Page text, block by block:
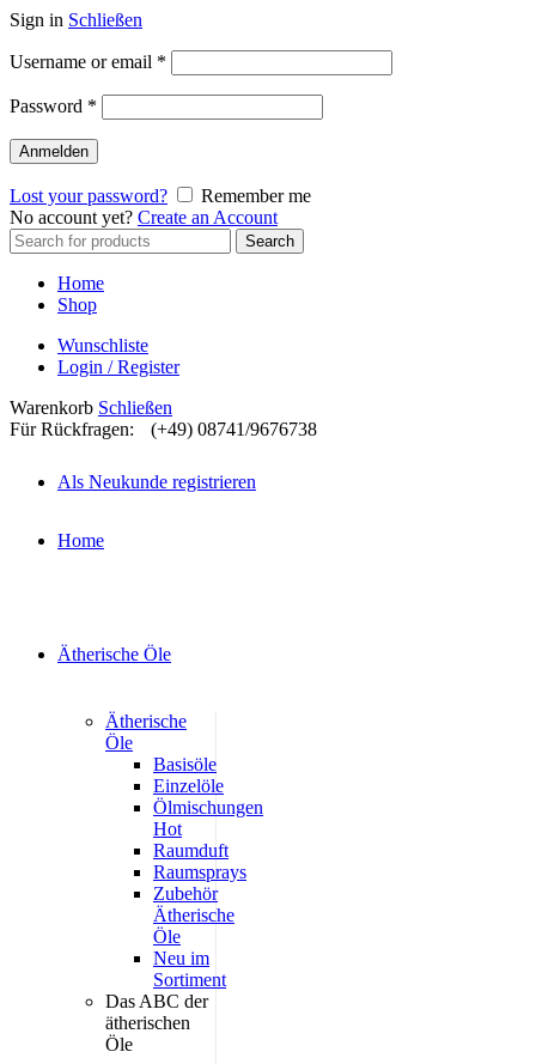
Sign in Schließen
Username or email *
Password *
Anmelden
Lost your password?
Remember me
No account yet? Create an Account
Search
for:
Search
Home
Shop
Wunschliste
Login / Register
Warenkorb Schließen
Für Rückfragen:
(+49) 08741/9676738
Als Neukunde registrieren
Home
Ätherische Öle
Ätherische
Öle
Basisöle
Einzelöle
Ölmischungen
Hot
Raumduft
Raumsprays
Zubehör
Ätherische
Öle
Neu im
Sortiment
Das ABC der
ätherischen
Öle